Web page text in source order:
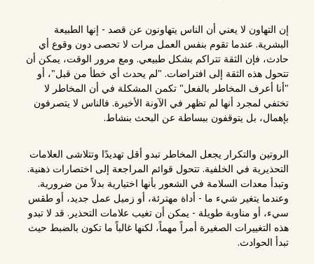
إن التهاون لا يعني أن الناس يتهاونون عن قصد - إنها الطبيعة
البشرية. عندما تقوم بنفس العمل مرات لا تحصى دون وقوع أي
حادث، فإن الثقة تتراكم بشكل طبيعي. ومع مرور الوقت، يمكن أن
تتحول هذه الثقة إلى افتراضات. "لم يحدث أي خطأ من قبل"، أو
"أنا أعرف المخاطر بالفعل" تكمن المشكلة في أن المخاطر لا
تختفي لمجرد أنها لم تظهر في الآونة الأخيرة. فالناس لا يتصرفون
بإهمال، بل يتوقفون ببساطة عن البحث بنشاط.
الروتين والتكرار يجعل المخاطر تبدو أقل تهديدًا وتتلاشى العلامات
التحذيرية في الخلفية. تتحول قوائم المراجعة إلى اختصارات ذهنية.
وتبدأ معدات السلامة في الشعور بأنها اختيارية بدلاً من ضرورية.
وعندما يتغير شيء ما - أداة مهترئة، أو زميل عمل جديد، أو طقس
سيء، أو مناوبة طويلة - يمكن أن تغيب علامات التحذير. قد لا تبدو
هذه التغييرات الصغيرة أمراً مهماً، لكنها غالباً ما تكون بالضبط حيث
تبدأ الحوادث.